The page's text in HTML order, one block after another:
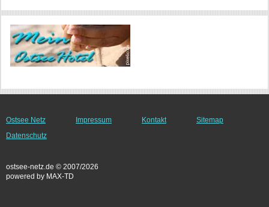
Ostsee Netz Impressum Kontakt
Sitemap
Datenschutz
ostsee-netz.de © 2007/2026
powered by MAX-TD